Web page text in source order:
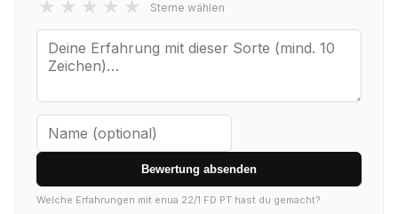
★ ★ ★ ★ ★ Sterne wählen
Bewertung absenden
Welche Erfahrungen mit enua 22/1 FD PT hast du gemacht?